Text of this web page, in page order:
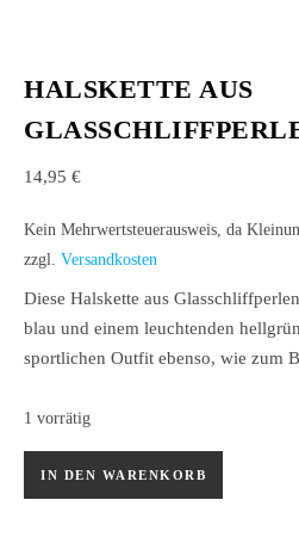
HALSKETTE AUS
14,95 €
Kein Mehrwertsteuerausweis, da
zzgl. Versandkosten
Diese Halskette aus
blau und einem leuchtenden
sportlichen Outfit ebenso, wie zum
1 vorrätig
IN DEN WARENKORB